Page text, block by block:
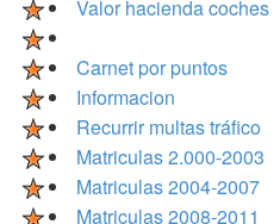
Valor hacienda coches
Carnet por puntos
Informacion
Recurrir multas tráfico
Matriculas 2.000-2003
Matriculas 2004-2007
Matriculas 2008-2011